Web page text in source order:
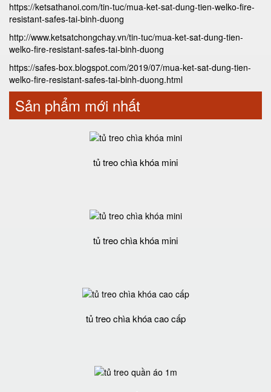
https://ketsathanoi.com/tin-tuc/mua-ket-sat-dung-tien-welko-fire-
resistant-safes-tai-binh-duong
http://www.ketsatchongchay.vn/tin-tuc/mua-ket-sat-dung-tien-
welko-fire-resistant-safes-tai-binh-duong
https://safes-box.blogspot.com/2019/07/mua-ket-sat-dung-tien-
welko-fire-resistant-safes-tai-binh-duong.html
Sản phẩm mới nhất
tủ treo chìa khóa mini
tủ treo chìa khóa mini
tủ treo chìa khóa cao cấp